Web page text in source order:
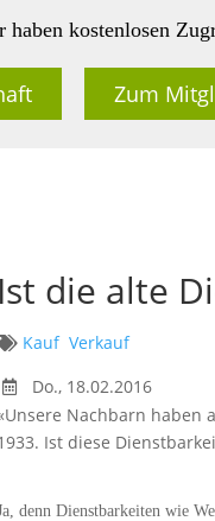
kostenlosen
Zum
Ist die alte
Kauf Verkauf
Do., 18.02.2016
Nachbarn haben
Ist diese
denn Dienstbarkeiten wie